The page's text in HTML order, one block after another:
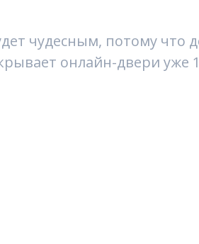
чудесным, потому что
онлайн-двери уже